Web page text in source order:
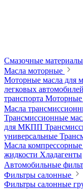
Смазочные
Масла моторные
Моторные масла для
легковых автомобилей
транспорта Моторные
Масла
Трансмиссионные
для МКПП
универсальные
Масла компрессорные
жидкости Хладагенты
Автомобильные
Фильтры салонные
Фильтры салонные